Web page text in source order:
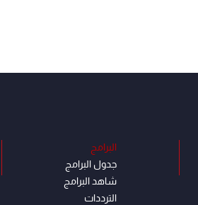
البرامج
جدول البرامج
شاهد البرامج
الترددات